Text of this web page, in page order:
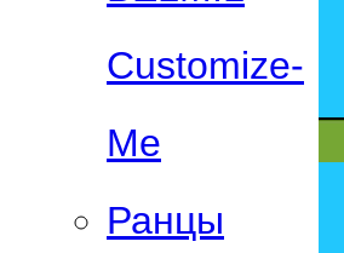
Customize-
Me
Ранцы